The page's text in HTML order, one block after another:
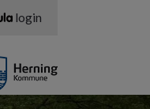
login